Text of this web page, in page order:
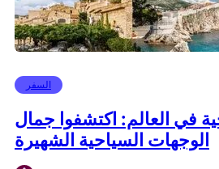
السفر
في العالم: اكتشفوا جمال
الوجهات السياحية الشهيرة